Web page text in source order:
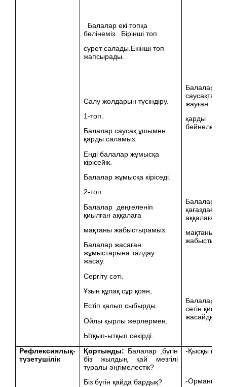
Балалар екі топқа
бөлінеміз. Бірінші топ
сурет салады.Екінші топ
жапсырады.
Салу жолдарын түсіндіру.
1-топ.
Балалар саусақ ұшымен
қарды саламыз.
Енді балалар жұмысқа
кірісейік.
Балалар жұмысқа кіріседі.
2-топ.
Балалар дөңгеленіп
қиылған аққалаға
мақтаны жабыстырамыз.
Балалар жасаған
жұмыстарына талдау
жасау.
Сергіту сәті.
Ұзын құлақ сұр қоян,
Естіп қалып сыбырды.
Ойлы қырлы жерлермен,
Ытқып-ытқып секірді.
Балалар
жауған
қарды
бейнелейді.
Балалар ақ
қағаздағы
аққалаға
мақтаны
Балалар
сәтін
жасайды.
Рефлексиялық-
түзетушілік
Қортынды: Балалар ,бүгін
біз жылдың қай мезгілі
туралы әңгімелестік?
Біз бүгін қайда бардық?
-Қысқы
-Орманға.